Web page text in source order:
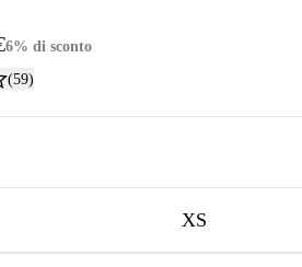
6% di sconto
(59)
XS